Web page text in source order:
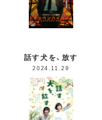
話す犬を、放す
2024.11.29